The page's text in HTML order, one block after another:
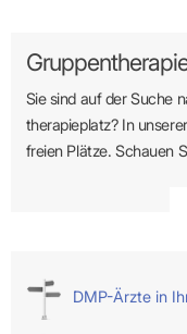
Sie sind auf der Suche
therapie­platz? In
freien Plätze. Schauen
DMP-Ärzte in